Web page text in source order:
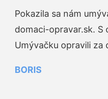
Pokazila sa nám
domaci-opravar.sk. S
Umývačku opravili za
BORIS